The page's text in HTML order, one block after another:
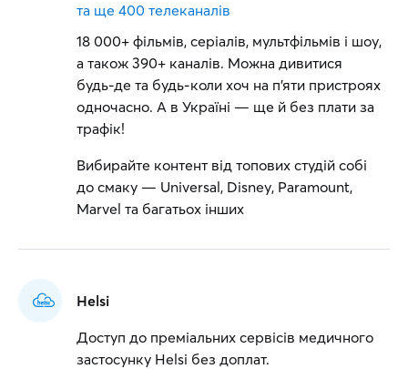
та ще
400 телеканалів
18 000+ фільмів, серіалів, мультфільмів і шоу,
а також 390+ каналів. Можна дивитися
будь-де та будь-коли хоч на п'яти пристроях
одночасно. А в Україні — ще й без плати за
трафік!
Вибирайте контент від топових студій собі
до смаку — Universal, Disney, Paramount,
Marvel та багатьох інших
Helsi
Доступ до преміальних сервісів медичного
застосунку Helsi без доплат.